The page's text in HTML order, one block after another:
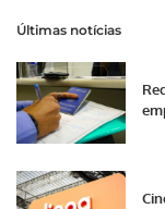
Últimas notícias